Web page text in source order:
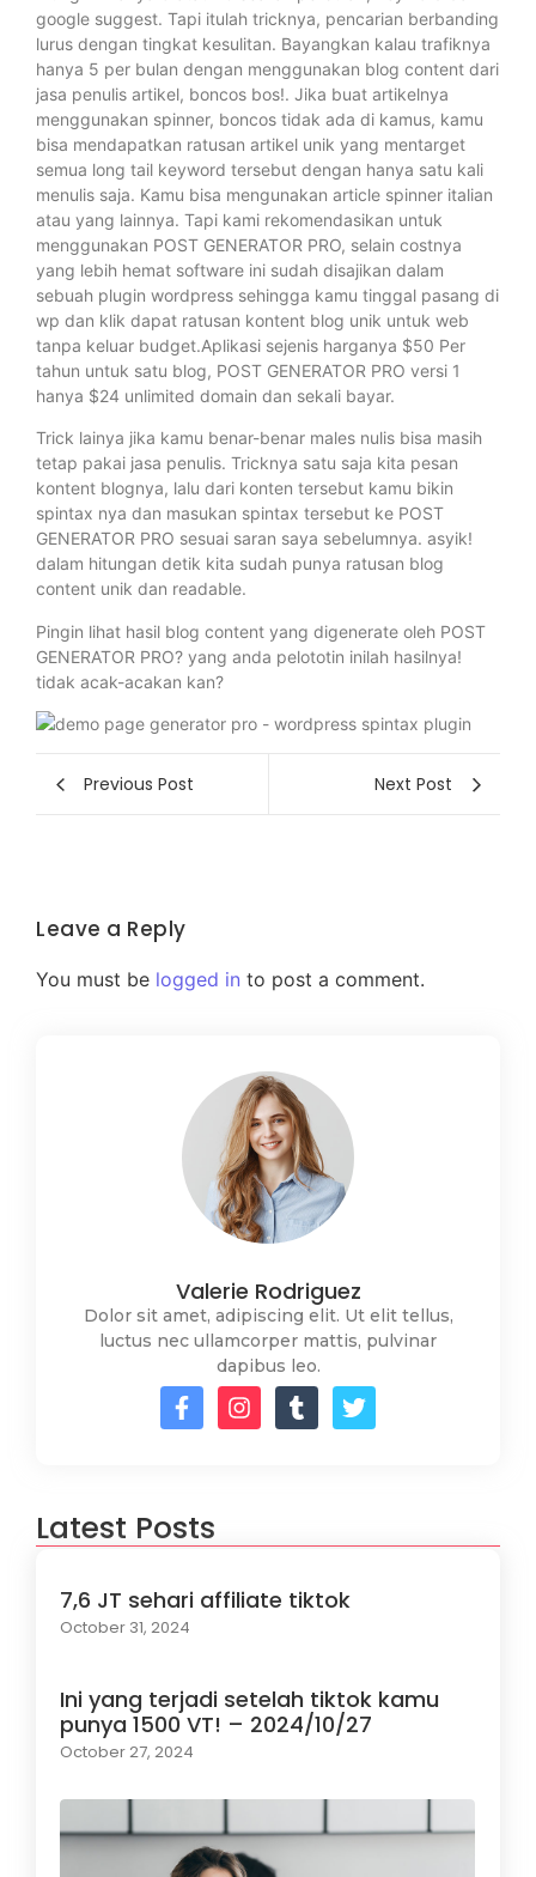
google suggest. Tapi itulah tricknya, pencarian berbanding
lurus dengan tingkat kesulitan. Bayangkan kalau trafiknya
hanya 5 per bulan dengan menggunakan blog content dari
jasa penulis artikel, boncos bos!. Jika buat artikelnya
menggunakan spinner, boncos tidak ada di kamus, kamu
bisa mendapatkan ratusan artikel unik yang mentarget
semua long tail keyword tersebut dengan hanya satu kali
menulis saja. Kamu bisa mengunakan article spinner italian
atau yang lainnya. Tapi kami rekomendasikan untuk
menggunakan POST GENERATOR PRO, selain costnya
yang lebih hemat software ini sudah disajikan dalam
sebuah plugin wordpress sehingga kamu tinggal pasang di
wp dan klik dapat ratusan kontent blog unik untuk web
tanpa keluar budget.Aplikasi sejenis harganya $50 Per
tahun untuk satu blog, POST GENERATOR PRO versi 1
hanya $24 unlimited domain dan sekali bayar.
Trick lainya jika kamu benar-benar males nulis bisa masih
tetap pakai jasa penulis. Tricknya satu saja kita pesan
kontent blognya, lalu dari konten tersebut kamu bikin
spintax nya dan masukan spintax tersebut ke POST
GENERATOR PRO sesuai saran saya sebelumnya. asyik!
dalam hitungan detik kita sudah punya ratusan blog
content unik dan readable.
Pingin lihat hasil blog content yang digenerate oleh POST
GENERATOR PRO? yang anda pelototin inilah hasilnya!
tidak acak-acakan kan?
Previous Post Next Post
Leave a Reply
You must be logged in to post a comment.
Valerie Rodriguez
Dolor sit amet, adipiscing elit. Ut elit tellus,
luctus nec ullamcorper mattis, pulvinar
dapibus leo.
Latest Posts
7,6 JT sehari affiliate tiktok
October 31, 2024
Ini yang terjadi setelah tiktok kamu
punya 1500 VT! – 2024/10/27
October 27, 2024